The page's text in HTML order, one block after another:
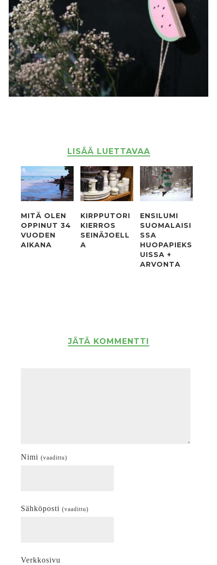
LISÄÄ LUETTAVAA
MITÄ OLEN
OPPINUT 34
VUODEN
AIKANA
KIRPPUTORI
KIERROS
SEINÄJOELL
A
ENSILUMI
SUOMALAISI
SSA
HUOPAPIEKS
UISSA +
ARVONTA
JÄTÄ KOMMENTTI
Nimi (vaadittu)
Sähköposti (vaadittu)
Verkkosivu